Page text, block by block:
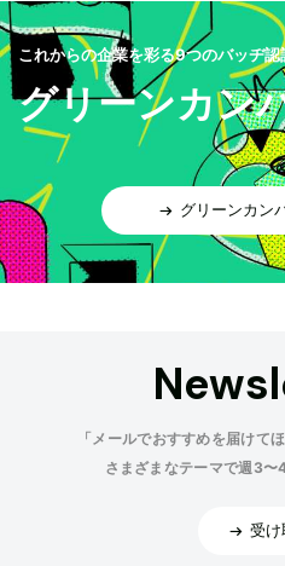
これからの企業を彩る9つのバッヂ認
グリーンカン
グリーンカン
「メールでおすすめを届けて
さまざまなテーマで週3〜
受け